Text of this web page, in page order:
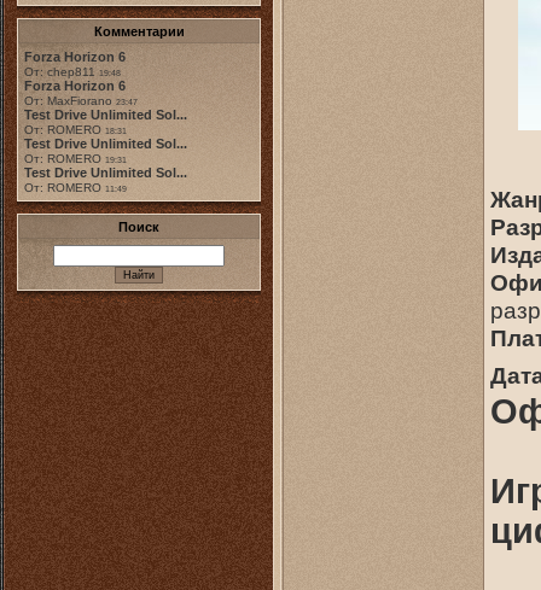
Комментарии
Forza Horizon 6
От: chep811 19:48
Forza Horizon 6
От: MaxFiorano 23:47
Test Drive Unlimited Sol...
От: ROMERO 18:31
Test Drive Unlimited Sol...
От: ROMERO 19:31
Test Drive Unlimited Sol...
От: ROMERO 11:49
Поиск